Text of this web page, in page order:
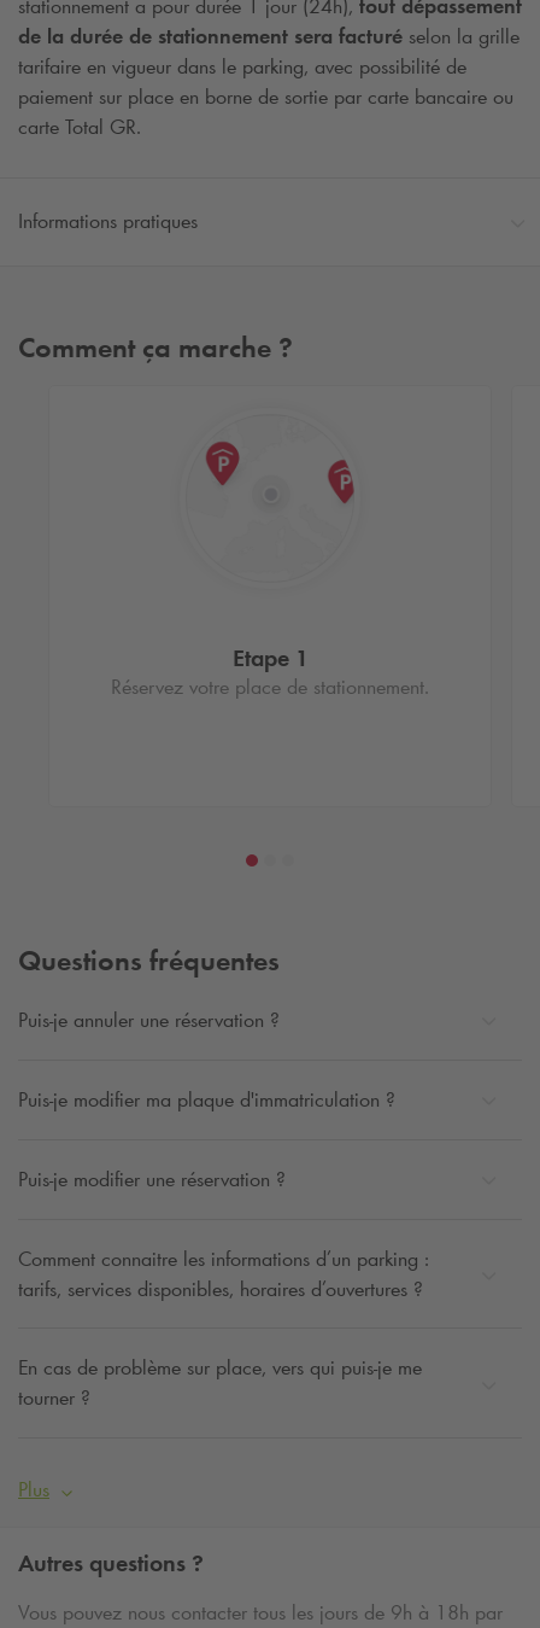
stationnement a pour durée 1 jour (24h), tout dépassement
de la durée de stationnement sera facturé selon la grille
tarifaire en vigueur dans le parking, avec possibilité de
paiement sur place en borne de sortie par carte bancaire ou
carte Total GR.
Informations pratiques
Comment ça marche ?
Etape 1
Réservez votre place de stationnement.
Questions fréquentes
Puis-je annuler une réservation ?
Puis-je modifier ma plaque d'immatriculation ?
Puis-je modifier une réservation ?
Comment connaitre les informations d’un parking :
tarifs, services disponibles, horaires d’ouvertures ?
En cas de problème sur place, vers qui puis-je me
tourner ?
Plus
Autres questions ?
Vous pouvez nous contacter tous les jours de 9h à 18h par